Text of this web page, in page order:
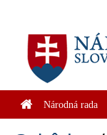
Národná rada